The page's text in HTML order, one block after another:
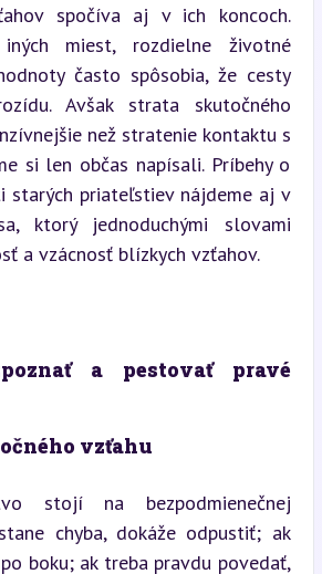
spočíva aj v ich koncoch.
miest, rozdielne životné
často spôsobia, že cesty
Avšak strata skutočného
než stratenie kontaktu s
si len občas napísali. Príbehy o
starých priateľstiev nájdeme aj v
ktorý jednoduchými slovami
a vzácnosť blízkych vzťahov.
a pestovať pravé
vzťahu
stojí na bezpodmienečnej
chyba, dokáže odpustiť; ak
boku; ak treba pravdu povedať,